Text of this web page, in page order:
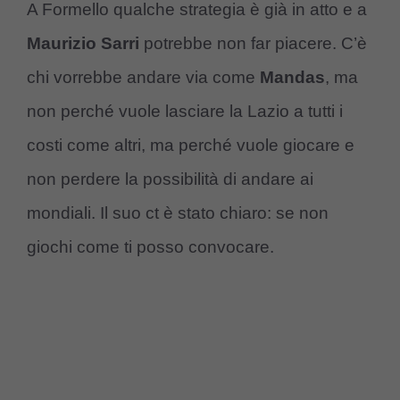
A Formello qualche strategia è già in atto e a
Maurizio Sarri potrebbe non far piacere. C’è
chi vorrebbe andare via come Mandas, ma
non perché vuole lasciare la Lazio a tutti i
costi come altri, ma perché vuole giocare e
non perdere la possibilità di andare ai
mondiali. Il suo ct è stato chiaro: se non
giochi come ti posso convocare.